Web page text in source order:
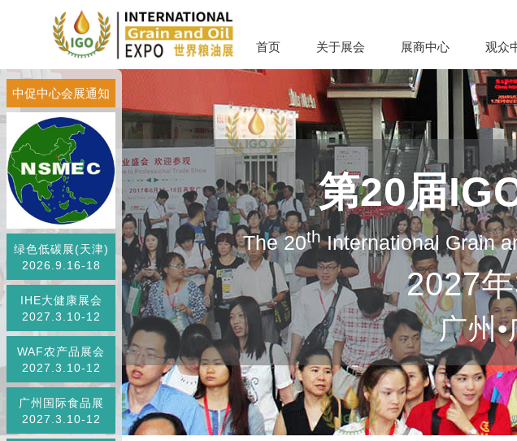
首页 关于展会 展商中心 观众
第20届
The 20thInternational Grain
2027
广州
中促中心会展通知
绿色低碳展(天津)
2026.9.16-18
IHE大健康展会
2027.3.10-12
WAF农产品展会
2027.3.10-12
广州国际食品展
2027.3.10-12